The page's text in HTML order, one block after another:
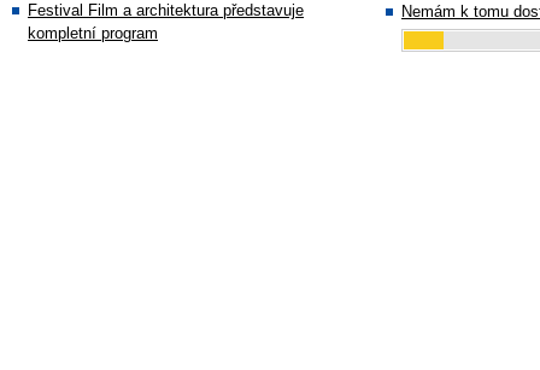
Festival Film a architektura představuje
kompletní program
Nemám k tomu